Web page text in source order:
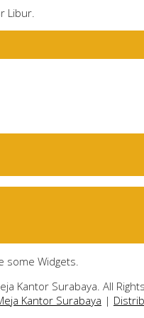
Libur.
some Widgets.
Kantor Surabaya. All
Kantor Surabaya |